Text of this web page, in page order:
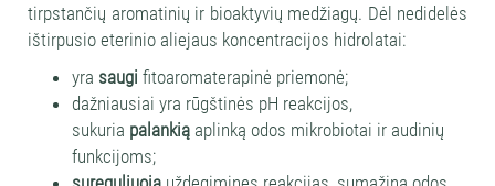
tirpstančių aromatinių ir bioaktyvių medžiagų. Dėl nedidelės
ištirpusio eterinio aliejaus koncentracijos hidrolatai:
yra saugi fitoaromaterapinė priemonė;
dažniausiai yra rūgštinės pH reakcijos,
sukuria palankią aplinką odos mikrobiotai ir audinių
funkcijoms;